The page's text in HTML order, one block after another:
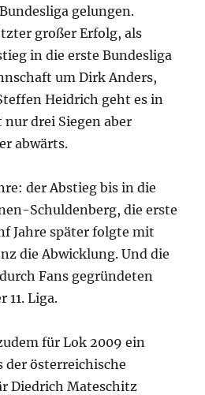
gelungen.
großer Erfolg, als
indie erste Bundesliga
um Dirk Anders,
Heidrich geht es in
drei Siegen aber
abwärts.
der Abstieg bis indie
Schuldenberg,die erste
Jahre später folgte mit
die Abwicklung. Unddie
Fans gegründeten
11. Liga.
für Lok 2009 ein
der österreichische
Diedrich Mateschitz